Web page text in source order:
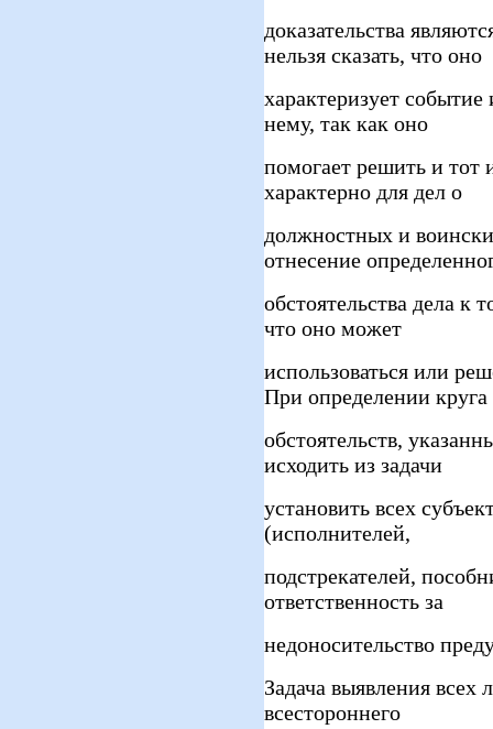
доказательства
нельзя сказать, что оно
характеризует
нему, так как оно
помогает решить и тот
характерно для дел о
должностных и
отнесение
обстоятельства дела к
что оно может
использоваться или
При определении круга
обстоятельств,
исходить из задачи
установить всех
(исполнителей,
подстрекателей,
ответственность за
недоносительство
Задача выявления всех
всестороннего